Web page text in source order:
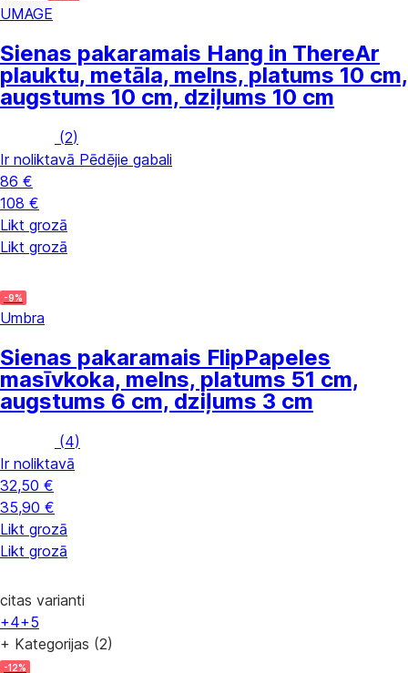
UMAGE
Sienas pakaramais Hang in ThereAr
plauktu, metāla, melns, platums 10 cm,
augstums 10 cm, dziļums 10 cm
(2)
Ir noliktavā Pēdējie gabali
86 €
108 €
Likt grozā
Likt grozā
-9%
Umbra
Sienas pakaramais FlipPapeles
masīvkoka, melns, platums 51 cm,
augstums 6 cm, dziļums 3 cm
(4)
Ir noliktavā
32,50 €
35,90 €
Likt grozā
Likt grozā
citas varianti
+4+5
+ Kategorijas (2)
-12%